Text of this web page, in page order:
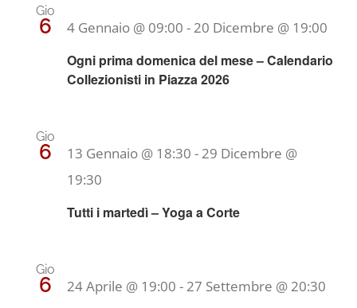
Gio
6
Ogni prima domenica del mese – Calendario
Collezionisti in Piazza 2026
4 Gennaio @ 09:00 - 20 Dicembre @ 19:00
Gio
6
Tutti i martedì – Yoga a Corte
13 Gennaio @ 18:30 - 29 Dicembre @
19:30
Gio
6 24 Aprile @ 19:00 - 27 Settembre @ 20:30